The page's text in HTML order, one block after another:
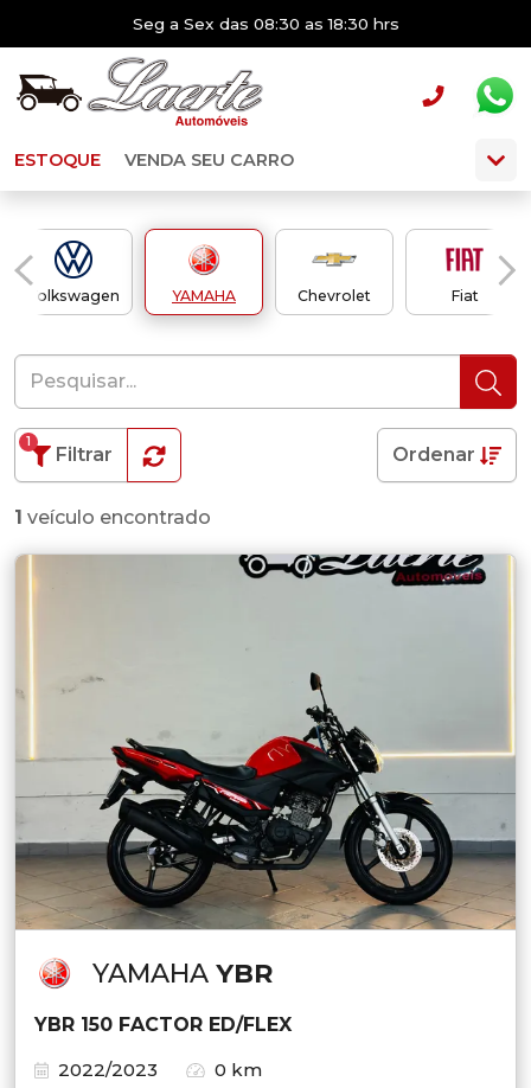
Seg a Sex das 08:30 as 18:30 hrs
ESTOQUE VENDA SEU CARRO
Volkswagen YAMAHA Chevrolet Fiat
Filtrar
1
Ordenar
1 veículo encontrado
YAMAHA YBR
YBR 150 FACTOR ED/FLEX
2022/2023
0 km